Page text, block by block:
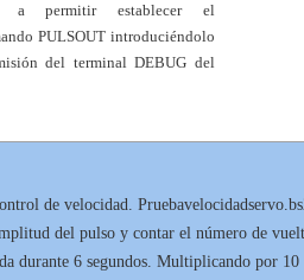
a permitir establecer el
PULSOUT introduciéndolo
del terminal DEBUG del
de velocidad.
del pulso y contar el número de
durante 6 segundos. Multiplicando por 10